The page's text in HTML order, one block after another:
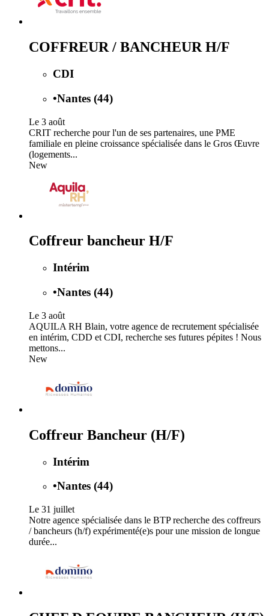
COFFREUR / BANCHEUR H/F
CDI
•Nantes (44)
Le 3 août
CRIT recherche pour l'un de ses partenaires, une PME
familiale en pleine croissance spécialisée dans le Gros Œuvre
(logements...
New
Coffreur bancheur H/F
Intérim
•Nantes (44)
Le 3 août
AQUILA RH Blain, votre agence de recrutement spécialisée
en intérim, CDD et CDI, recherche ses futures pépites ! Nous
mettons...
New
Coffreur Bancheur (H/F)
Intérim
•Nantes (44)
Le 31 juillet
Notre agence spécialisée dans le BTP recherche des coffreurs
/ bancheurs (h/f) expérimenté(e)s pour une mission de longue
durée...